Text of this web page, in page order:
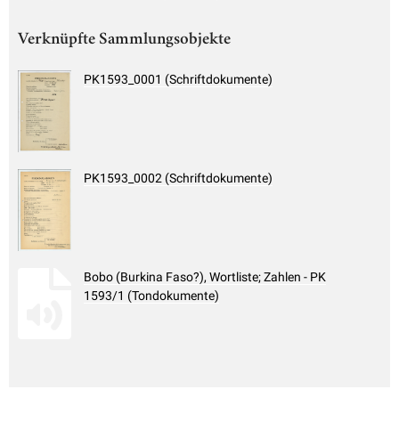
Verknüpfte Sammlungsobjekte
PK1593_0001 (Schriftdokumente)
PK1593_0002 (Schriftdokumente)
Bobo (Burkina Faso?), Wortliste; Zahlen - PK
1593/1 (Tondokumente)